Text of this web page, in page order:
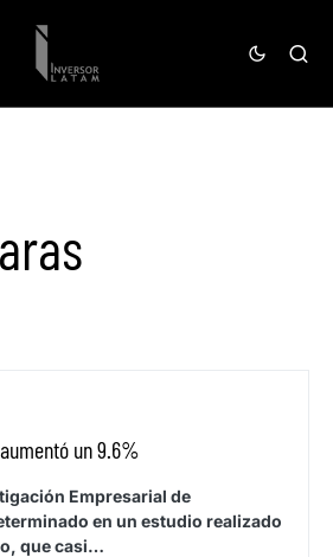
un 9.6%
Empresarial de
en un estudio realizado
que casi…